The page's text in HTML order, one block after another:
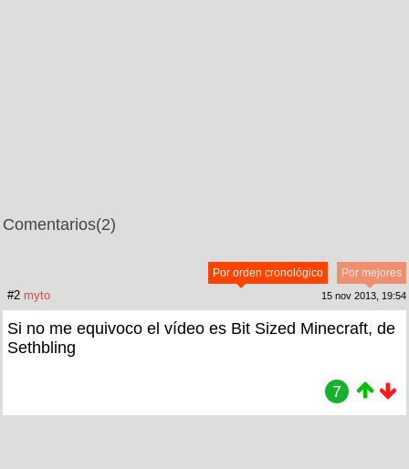
Comentarios(2)
Por mejores
Por orden cronológico
#2 myto 15 nov 2013, 19:54
Si no me equivoco el vídeo es Bit Sized Minecraft, de
Sethbling
7